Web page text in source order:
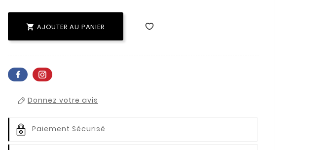
 AJOUTER AU PANIER
Donnez votre avis
Paiement Sécurisé